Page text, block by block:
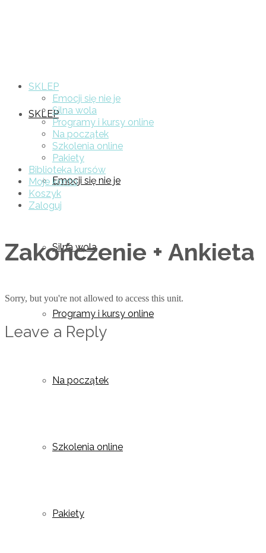
SKLEP
Emocji się nie je
Silna wola
Programy i kursy online
Na początek
Szkolenia online
Pakiety
SKLEP
Emocji się nie je
Silna wola
Programy i kursy online
Na początek
Szkolenia online
Pakiety
Biblioteka kursów
Moje konto
Koszyk
Zaloguj
Zakończenie + Ankieta
Sorry, but you're not allowed to access this unit.
Leave a Reply